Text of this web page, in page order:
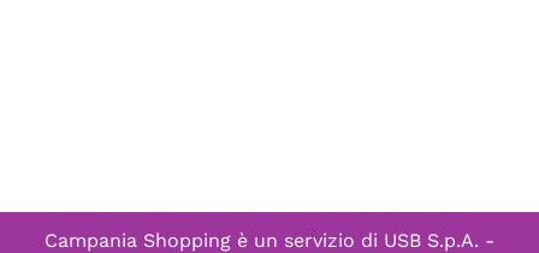
Campania Shopping è un servizio di USB S.p.A. -